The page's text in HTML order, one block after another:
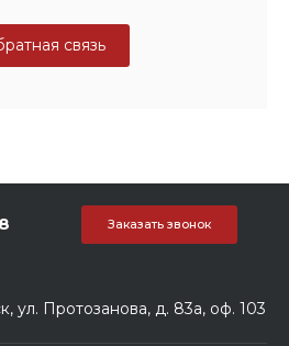
связь
Заказать звонок
ул. Протозанова, д. 83а, оф. 103